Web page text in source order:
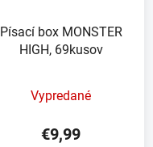
Písací box MONSTER
HIGH, 69kusov
Vypredané
€9,99